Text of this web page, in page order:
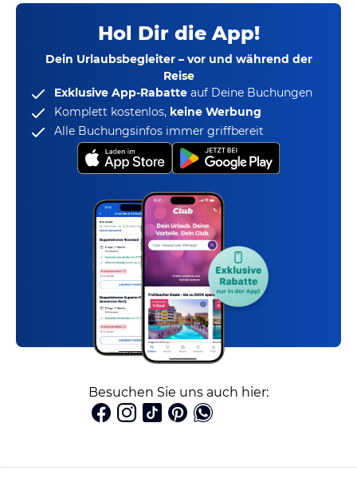
Hol Dir die App!
Dein Urlaubsbegleiter – vor und während der
Reise
Exklusive App-Rabatte auf Deine Buchungen
Komplett kostenlos, keine Werbung
Alle Buchungsinfos immer griffbereit
Besuchen Sie uns auch hier: